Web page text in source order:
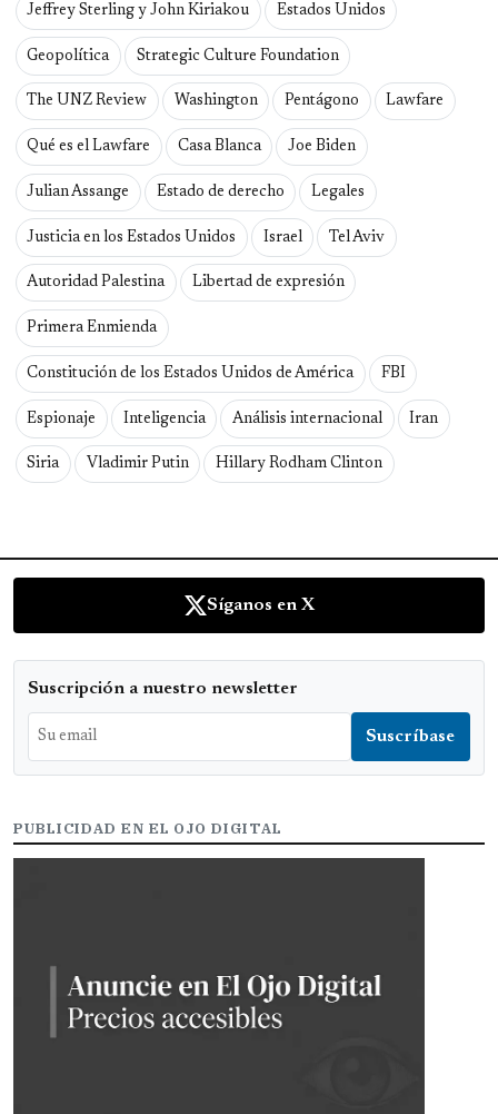
Jeffrey Sterling y John Kiriakou Estados Unidos
Geopolítica Strategic Culture Foundation
The UNZ Review Washington Pentágono Lawfare
Qué es el Lawfare Casa Blanca Joe Biden
Julian Assange Estado de derecho Legales
Justicia en los Estados Unidos Israel Tel Aviv
Autoridad Palestina Libertad de expresión
Primera Enmienda
Constitución de los Estados Unidos de América FBI
Espionaje Inteligencia Análisis internacional Iran
Siria Vladimir Putin Hillary Rodham Clinton
Síganos en X
Suscripción a nuestro newsletter
PUBLICIDAD EN EL OJO DIGITAL